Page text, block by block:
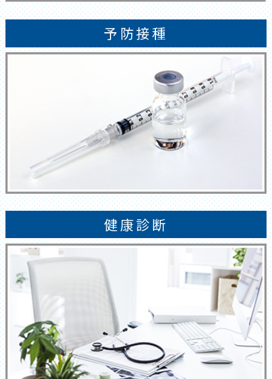
予防接種
健康診断